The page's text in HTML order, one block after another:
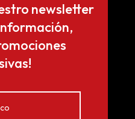
newsletter